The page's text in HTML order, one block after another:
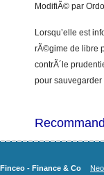
ModifiÃ© par
Lorsqu’elle est
rÃ©gime de libre
contrÃ´le
pour
Finceo - Finance & Co